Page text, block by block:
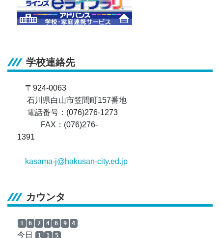
学校連絡先
〒924-0063
石川県白山市笠間町157番地
電話番号：(076)276-1273
FAX：(076)276-
1391
kasama-j@hakusan-city.ed.jp
カウンタ
1 6 2 4 6 9 4
今日 1 1 5